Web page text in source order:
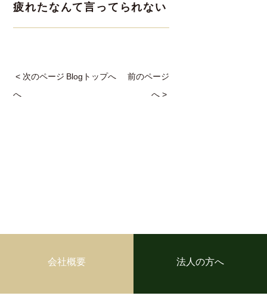
疲れたなんて言ってられない
< 次のページ
へ
Blogトップへ
前のページ
へ >
会社概要 法人の方へ